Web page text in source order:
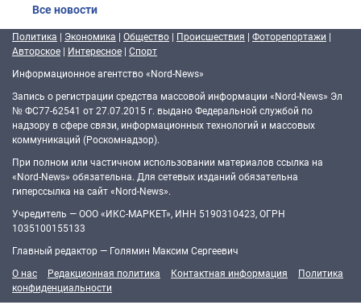
Все новости
Политика | Экономика | Общество | Происшествия | Фоторепортажи |
Авторское | Интересное | Спорт
Информационное агентство «Nord-News»
Запись о регистрации средства массовой информации «Nord-News» Эл
№ ФС77-62541 от 27.07.2015 г. выдано Федеральной службой по
надзору в сфере связи, информационных технологий и массовых
коммуникаций (Роскомнадзор).
При полном или частичном использовании материалов ссылка на
«Nord-News» обязательна. Для сетевых изданий обязательна
гиперссылка на сайт «Nord-News».
Учредитель — ООО «ИКС-МАРКЕТ», ИНН 5190310423, ОГРН
1035100155133
Главный редактор — Голямин Максим Сергеевич
О нас
Редакционная политика Контактная информация
Политика
конфиденциальности